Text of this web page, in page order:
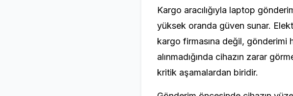
Kargo aracılığıyla laptop
yüksek oranda güven sunar.
kargo firmasına değil, gönderimi
alınmadığında cihazın zarar
kritik aşamalardan biridir.